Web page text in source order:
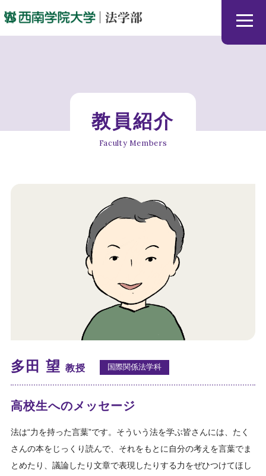
3つの学生サポート
ユニークな取り組み
法学部の関連する活動
卒業生・在学生紹介
教員紹介
Faculty Members
多田 望 教授 国際関係法学科
高校生へのメッセージ
法は“力を持った言葉”です。そういう法を学ぶ皆さんには、たく
さんの本をじっくり読んで、それをもとに自分の考えを言葉でま
とめたり、議論したり文章で表現したりする力をぜひつけてほし